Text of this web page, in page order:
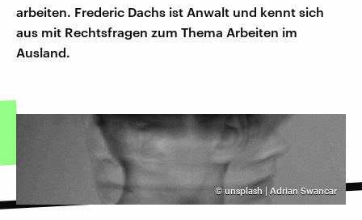
arbeiten. Frederic Dachs ist Anwalt und kennt sich
aus mit Rechtsfragen zum Thema Arbeiten im
Ausland.
© unsplash | Adrian Swancar